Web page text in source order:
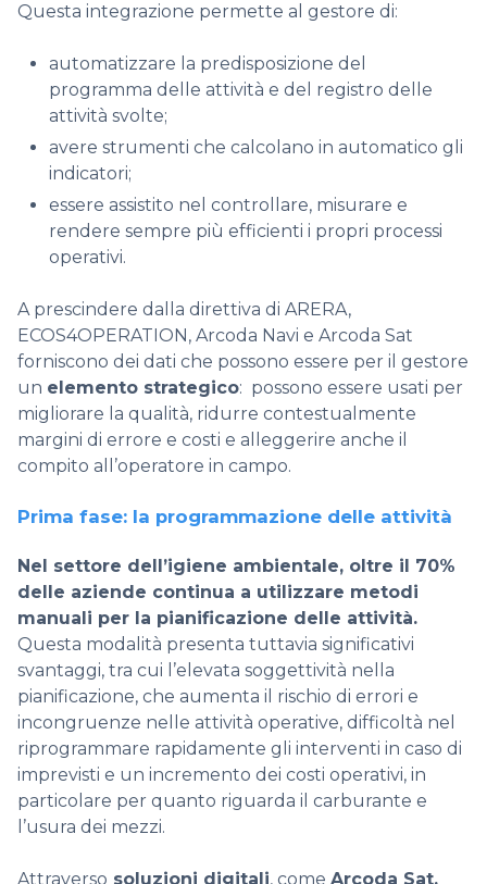
Questa integrazione permette al gestore di:
automatizzare la predisposizione del
programma delle attività e del registro delle
attività svolte;
avere strumenti che calcolano in automatico gli
indicatori;
essere assistito nel controllare, misurare e
rendere sempre più efficienti i propri processi
operativi.
A prescindere dalla direttiva di ARERA,
ECOS4OPERATION, Arcoda Navi e Arcoda Sat
forniscono dei dati che possono essere per il gestore
un elemento strategico: possono essere usati per
migliorare la qualità, ridurre contestualmente
margini di errore e costi e alleggerire anche il
compito all’operatore in campo.
Prima fase: la programmazione delle attività
Nel settore dell’igiene ambientale, oltre il 70%
delle aziende continua a utilizzare metodi
manuali per la pianificazione delle attività.
Questa modalità presenta tuttavia significativi
svantaggi, tra cui l’elevata soggettività nella
pianificazione, che aumenta il rischio di errori e
incongruenze nelle attività operative, difficoltà nel
riprogrammare rapidamente gli interventi in caso di
imprevisti e un incremento dei costi operativi, in
particolare per quanto riguarda il carburante e
l’usura dei mezzi.
Attraverso soluzioni digitali, come Arcoda Sat,